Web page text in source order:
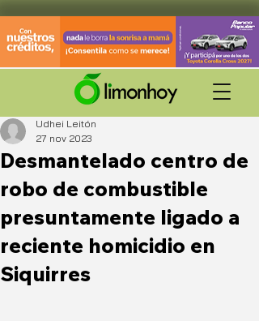
Desmantelado centro de
robo de combustible
presuntamente ligado a
reciente homicidio en
Siquirres
Udhei Leitón
27 nov 2023